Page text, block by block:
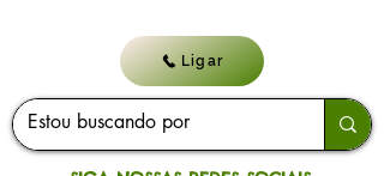
Ligar